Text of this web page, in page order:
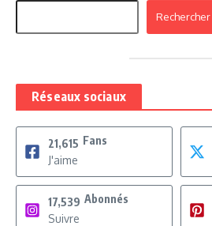
Rechercher
Réseaux sociaux
21,615 Fans
J'aime
17,539 Abonnés
Suivre